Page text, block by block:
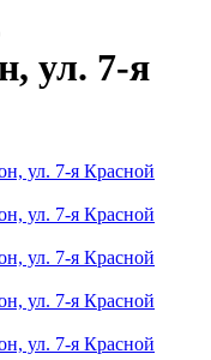
ул. 7-я